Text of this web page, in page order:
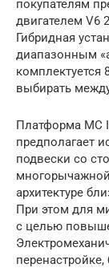
покупателям
двигателем V6
Гибридная
диапазонным
комплектуется
выбирать
Платформа MC
предполагает
подвески со
архитектуре
При этом для
с целью